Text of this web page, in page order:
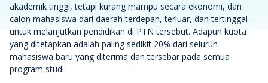
akademik tinggi, tetapi kurang mampu secara ekonomi, dan
calon mahasiswa dari daerah terdepan, terluar, dan tertinggal
untuk melanjutkan pendidikan di PTN tersebut. Adapun kuota
yang ditetapkan adalah paling sedikit 20% dari seluruh
mahasiswa baru yang diterima dan tersebar pada semua
program studi.